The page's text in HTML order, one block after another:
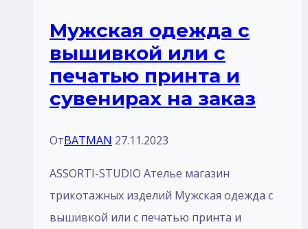
Мужская одежда с
вышивкой или с
печатью принта и
сувенирах на заказ
ОтBATMAN 27.11.2023
ASSORTI-STUDIO Ателье магазин
трикотажных изделий Мужская одежда с
вышивкой или с печатью принта и